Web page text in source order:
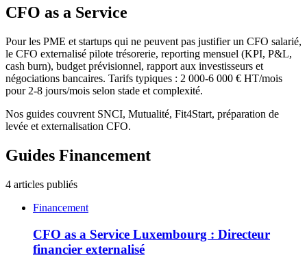
CFO as a Service
Pour les PME et startups qui ne peuvent pas justifier un CFO salarié,
le CFO externalisé pilote trésorerie, reporting mensuel (KPI, P&L,
cash burn), budget prévisionnel, rapport aux investisseurs et
négociations bancaires. Tarifs typiques : 2 000-6 000 € HT/mois
pour 2-8 jours/mois selon stade et complexité.
Nos guides couvrent SNCI, Mutualité, Fit4Start, préparation de
levée et externalisation CFO.
Guides Financement
4 articles publiés
Financement
CFO as a Service Luxembourg : Directeur
financier externalisé